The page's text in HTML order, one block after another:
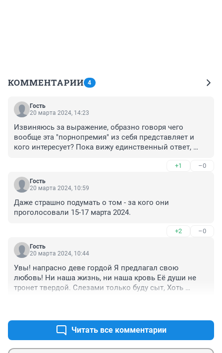
КОММЕНТАРИИ 4
Гость
20 марта 2024, 14:23
Извиняюсь за выражение, образно говоря чего
вообще эта "порнопремия" из себя представляет и
кого интересует? Пока вижу единственный ответ,
+1 –0
Гость
20 марта 2024, 10:59
Даже страшно подумать о том - за кого они
проголосовали 15-17 марта 2024.
+2 –0
Гость
20 марта 2024, 10:44
Увы! напрасно деве гордой Я предлагал свою
любовь! Ни наша жизнь, ни наша кровь Её души не
тронет твердой. Слезами только буду сыт, Хоть
Читать все комментарии